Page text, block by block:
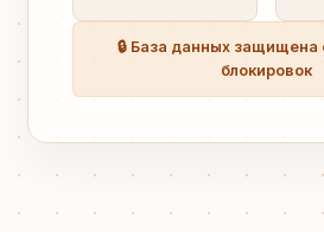
🔒 База данных
блокировок